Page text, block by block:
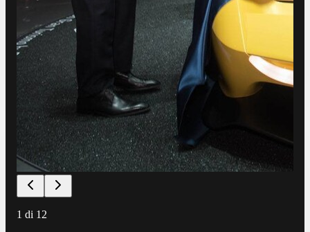
1 di 12